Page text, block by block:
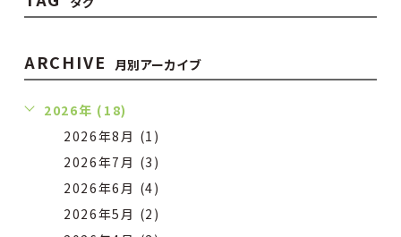
ARCHIVE 月別アーカイブ
2026年 (18)
2026年8月 (1)
2026年7月 (3)
2026年6月 (4)
2026年5月 (2)